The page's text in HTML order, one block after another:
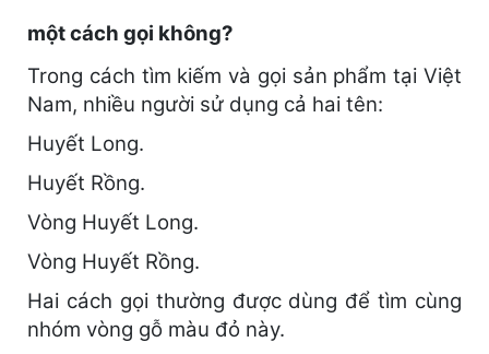
một cách gọi không?
Trong cách tìm kiếm và gọi sản phẩm tại Việt
Nam, nhiều người sử dụng cả hai tên:
Huyết Long.
Huyết Rồng.
Vòng Huyết Long.
Vòng Huyết Rồng.
Hai cách gọi thường được dùng để tìm cùng
nhóm vòng gỗ màu đỏ này.